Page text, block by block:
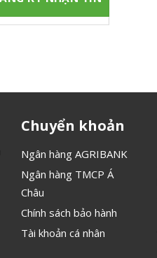
Chuyển khoản
Ngân hàng AGRIBANK
Ngân hàng TMCP Á
Châu
Chính sách bảo hành
Tài khoản cá nhân